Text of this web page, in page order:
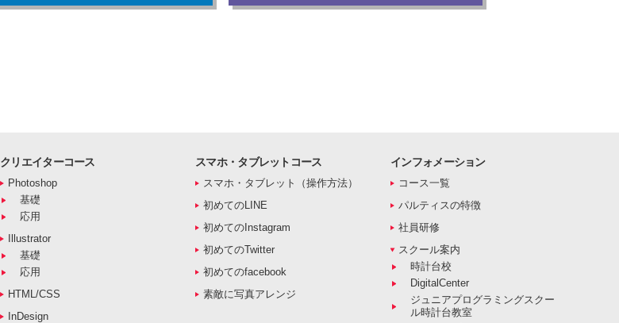
クリエイターコース
Photoshop
基礎
応用
Illustrator
基礎
応用
HTML/CSS
InDesign
スマホ・タブレットコース
スマホ・タブレット（操作方法）
初めてのLINE
初めてのInstagram
初めてのTwitter
初めてのfacebook
素敵に写真アレンジ
インフォメーション
コース一覧
パルティスの特徴
社員研修
スクール案内
時計台校
DigitalCenter
ジュニアプログラミングスクー
ル時計台教室